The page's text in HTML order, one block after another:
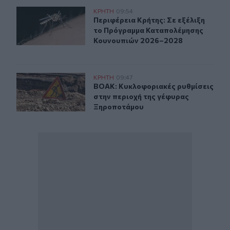
Περιφέρεια Κρήτης: Σε εξέλιξη το Πρόγραμμα
ΚΡΗΤΗ 09:54
Περιφέρεια Κρήτης: Σε εξέλιξη
Περιφέρεια Κρήτης: Σε εξέλιξη
το Πρόγραμμα Καταπολέμησης
Κουνουπιών 2026–2028
ΒΟΑΚ: Κυκλοφοριακές ρυθμίσεις στην περιοχή της
ΚΡΗΤΗ 09:47
ΒΟΑΚ: Κυκλοφοριακές ρυθμίσεις
ΒΟΑΚ: Κυκλοφοριακές ρυθμίσεις
στην περιοχή της γέφυρας
Ξηροποτάμου